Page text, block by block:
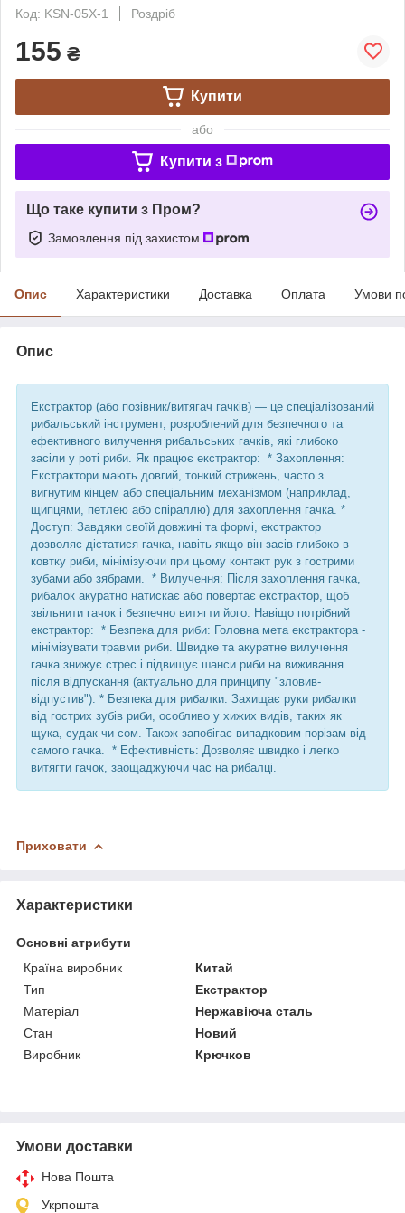
Код: KSN-05X-1
Роздріб
155 ₴
Купити
або
Купити з
Що таке купити з Пром?
Замовлення під захистом
Опис Характеристики Доставка Оплата Умови
Опис
Екстрактор (або позівник/витягач гачків) — це спеціалізований
рибальський інструмент, розроблений для безпечного та
ефективного вилучення рибальських гачків, які глибоко
засіли у роті риби. Як працює екстрактор: * Захоплення:
Екстрактори мають довгий, тонкий стрижень, часто з
вигнутим кінцем або спеціальним механізмом (наприклад,
щипцями, петлею або спіраллю) для захоплення гачка. *
Доступ: Завдяки своїй довжині та формі, екстрактор
дозволяє дістатися гачка, навіть якщо він засів глибоко в
ковтку риби, мінімізуючи при цьому контакт рук з гострими
зубами або зябрами. * Вилучення: Після захоплення гачка,
рибалок акуратно натискає або повертає екстрактор, щоб
звільнити гачок і безпечно витягти його. Навіщо потрібний
екстрактор: * Безпека для риби: Головна мета екстрактора -
мінімізувати травми риби. Швидке та акуратне вилучення
гачка знижує стрес і підвищує шанси риби на виживання
після відпускання (актуально для принципу "зловив-
відпустив"). * Безпека для рибалки: Захищає руки рибалки
від гострих зубів риби, особливо у хижих видів, таких як
щука, судак чи сом. Також запобігає випадковим порізам від
самого гачка. * Ефективність: Дозволяє швидко і легко
витягти гачок, заощаджуючи час на рибалці.
Приховати
Характеристики
Основні атрибути
Країна виробник
Китай
Тип
Екстрактор
Матеріал
Нержавіюча сталь
Стан
Новий
Виробник
Крючков
Умови доставки
Нова Пошта
Укрпошта